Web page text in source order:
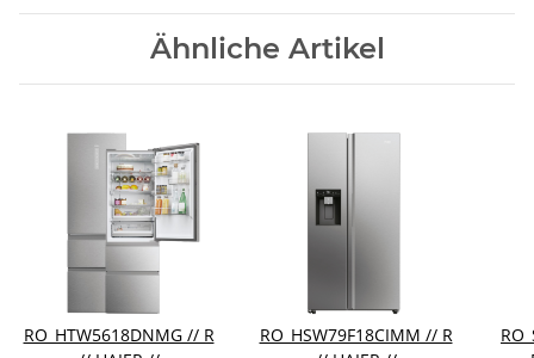
Ähnliche Artikel
RO_HTW5618DNMG // R
RO_HSW79F18CIMM // R